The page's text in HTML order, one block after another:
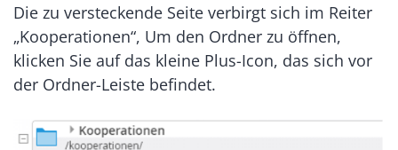
Die zu versteckende Seite verbirgt sich im Reiter
„Kooperationen“, Um den Ordner zu öffnen,
klicken Sie auf das kleine Plus-Icon, das sich vor
der Ordner-Leiste befindet.